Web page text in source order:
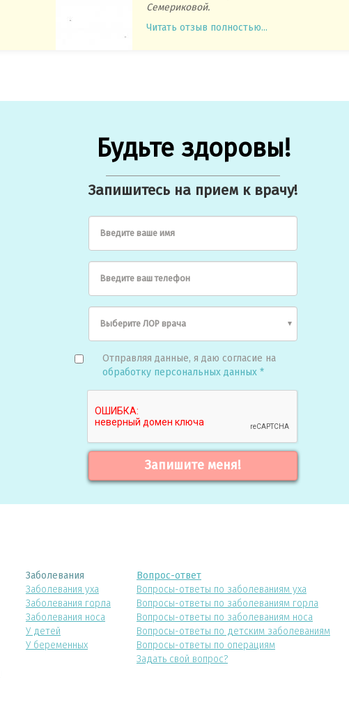
Семериковой.
Читать отзыв полностью...
Будьте здоровы!
Запишитесь на прием к врачу!
Введите ваше имя
Введите ваш телефон
Отправляя данные, я даю согласие на
обработку персональных данных *
Запишите меня!
Заболевания
Заболевания уха
Заболевания горла
Заболевания носа
У детей
У беременных
Вопрос-ответ
Вопросы-ответы по заболеваниям уха
Вопросы-ответы по заболеваниям горла
Вопросы-ответы по заболеваниям носа
Вопросы-ответы по детским заболеваниям
Вопросы-ответы по операциям
Задать свой вопрос?